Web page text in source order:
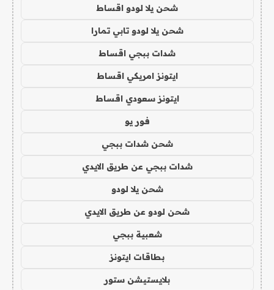
شحن يلا لودو اقساط
شحن يلا لودو تابي تمارا
شدات ببجي اقساط
ايتونز امريكي اقساط
ايتونز سعودي اقساط
فور يو
شحن شدات ببجي
شدات ببجي عن طريق الايدي
شحن يلا لودو
شحن لودو عن طريق الايدي
شعبية ببجي
بطاقات ايتونز
بلايستيشن ستور